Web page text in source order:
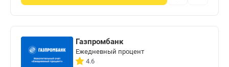
Газпромбанк
Ежедневный процент
4.6